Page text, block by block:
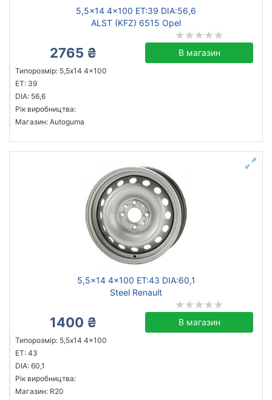
5,5x14 4x100 ET:39 DIA:56,6
ALST (KFZ) 6515 Opel
2765 ₴ В магазин
Типорозмір: 5,5x14 4x100
ET: 39
DIA: 56,6
Рік виробництва:
Магазин: Autoguma
5,5x14 4x100 ET:43 DIA:60,1
Steel Renault
1400 ₴ В магазин
Типорозмір: 5,5x14 4x100
ET: 43
DIA: 60,1
Рік виробництва:
Магазин: R20